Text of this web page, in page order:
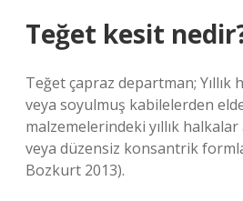
Teğet kesit
Teğet çapraz departman; Yıllık
veya soyulmuş kabilelerden
malzemelerindeki yıllık
veya düzensiz konsantrik
Bozkurt 2013).